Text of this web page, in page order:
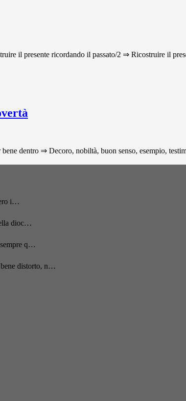
il presente ricordando il passato/2 ⇒ Ricostruire il
dentro ⇒ Decoro, nobiltà, buon senso, esempio,
i…
dioc…
q…
bene distorto, n…